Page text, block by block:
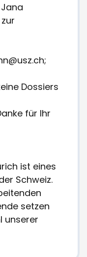
Dossiers
für Ihr
ist eines
Schweiz.
setzen
unserer